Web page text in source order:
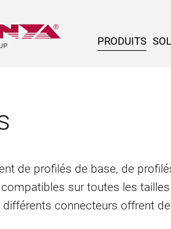
PRODUITS
de profilés de base, de
sur toutes les
différents connecteurs offrent